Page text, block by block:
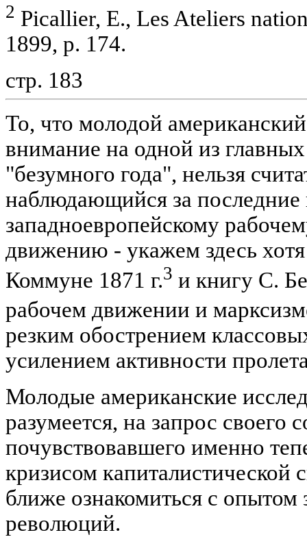
2 Picallier, E., Les Ateliers
1899, p. 174.
стр. 183
То, что молодой
внимание на одной из
"безумного года", нельзя
наблюдающийся за
западноевропейскому
движению - укажем здесь
Коммуне 1871 г.3 и книгу С.
рабочем движении и
резким обострением
усилением активности
Молодые американские
разумеется, на запрос своего
почувствовавшего именно
кризисом капиталистической
ближе ознакомиться с опытом
революций.